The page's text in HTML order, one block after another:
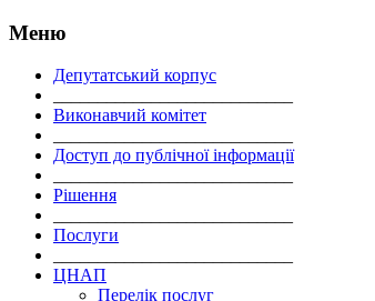
Меню
Депутатський корпус
Виконавчий комітет
Доступ до публічної інформації
Рішення
Послуги
ЦНАП
Перелік послуг